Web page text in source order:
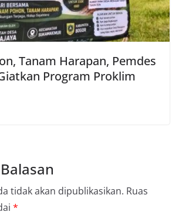
Tanam Harapan, Pemdes
Program Proklim
tidak akan dipublikasikan. Ruas
*